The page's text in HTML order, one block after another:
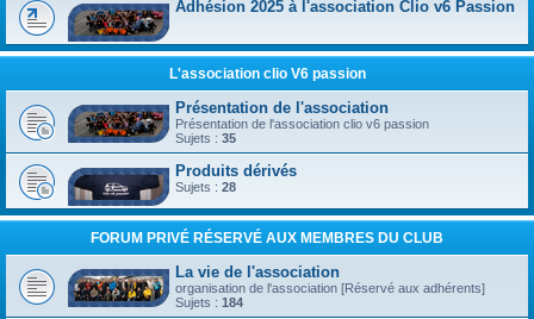
Adhésion 2025 à l'association Clio v6 Passion
L'association clio V6 passion
Présentation de l'association
Présentation de l'association clio v6 passion
Sujets : 35
Produits dérivés
Sujets : 28
FORUM PRIVÉ RÉSERVÉ AUX MEMBRES DU CLUB
La vie de l'association
organisation de l'association [Réservé aux adhérents]
Sujets : 184